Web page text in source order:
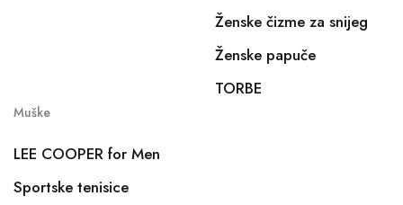
Ženske čizme za snijeg
Ženske papuče
TORBE
Muške
LEE COOPER for Men
Sportske tenisice